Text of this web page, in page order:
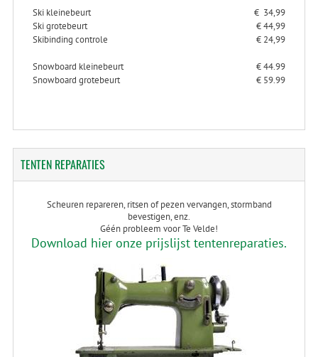
Ski kleinebeurt
€ 34,99
Ski grotebeurt
€ 44,99
Skibinding controle
€ 24,99
Snowboard kleinebeurt
€ 44.99
Snowboard grotebeurt
€ 59.99
TENTENREPARATIES
Scheuren repareren, ritsen of pezen vervangen, stormband
bevestigen, enz.
Géén probleem voor Te Velde!
Download hier onze prijslijst tentenreparaties.